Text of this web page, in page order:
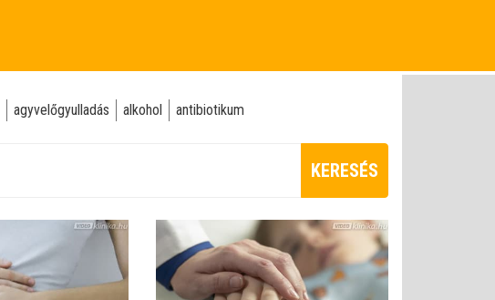
agyvelőgyulladás alkohol antibiotikum
KERESÉS